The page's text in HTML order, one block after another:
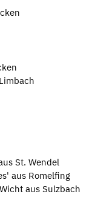
St. Wendel
aus Romelfing
aus Sulzbach